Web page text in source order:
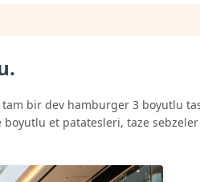
bir dev hamburger 3 boyutlu
et patatesleri, taze